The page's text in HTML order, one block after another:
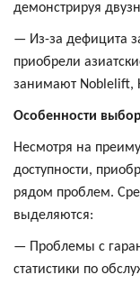
демонстрируя
— Из-за дефицита
приобрели
занимают Noblelift,
Особенности
Несмотря на
доступности,
рядом проблем.
выделяются:
— Проблемы с
статистики по